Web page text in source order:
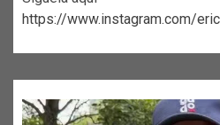
https://www.instagram.com/